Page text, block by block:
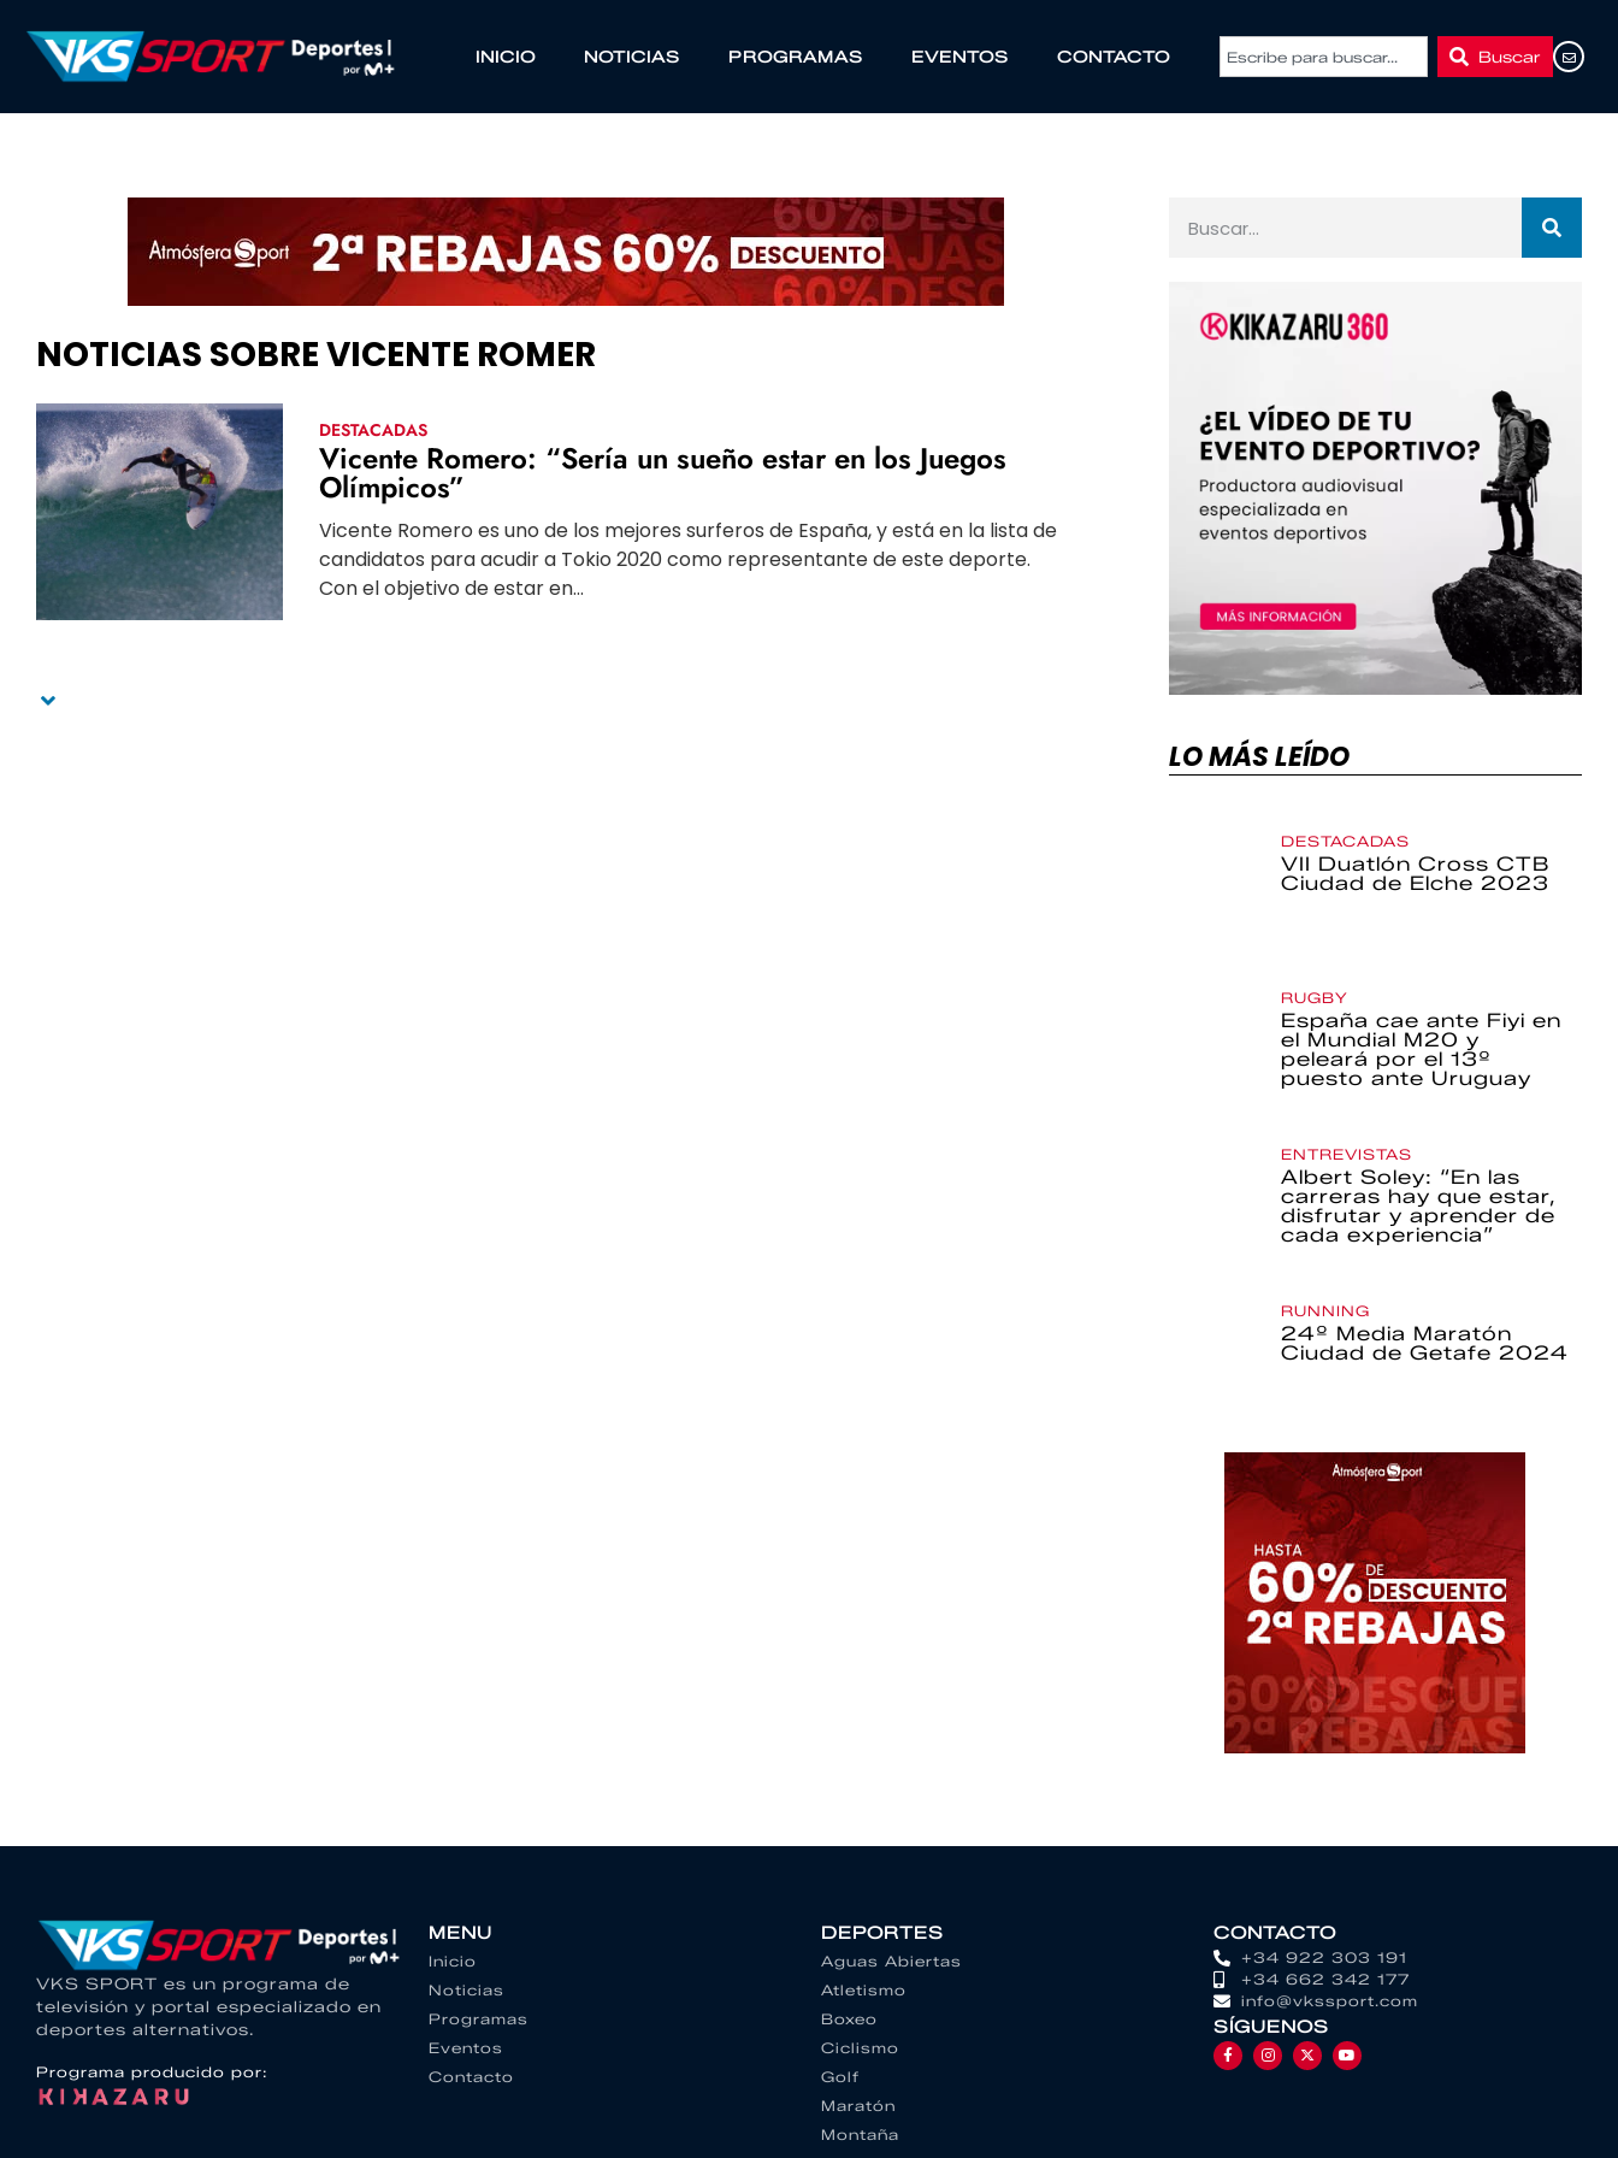
INICIO NOTICIAS PROGRAMAS EVENTOS CONTACTO Buscar
NOTICIAS SOBRE VICENTE ROMER
DESTACADAS
Vicente Romero: “Sería un sueño estar en los Juegos
Olímpicos”
Vicente Romero es uno de los mejores surferos de España, y está en la lista de
candidatos para acudir a Tokio 2020 como representante de este deporte.
Con el objetivo de estar en...
LO MÁS LEÍDO
DESTACADAS
VII Duatlón Cross CTB
Ciudad de Elche 2023
RUGBY
España cae ante Fiyi en
el Mundial M20 y
peleará por el 13º
puesto ante Uruguay
ENTREVISTAS
Albert Soley: “En las
carreras hay que estar,
disfrutar y aprender de
cada experiencia”
RUNNING
24º Media Maratón
Ciudad de Getafe 2024
VKS SPORT es un programa de
televisión y portal especializado en
deportes alternativos.
Programa producido por:
MENU
Inicio
Noticias
Programas
Eventos
Contacto
DEPORTES
Aguas Abiertas
Atletismo
Boxeo
Ciclismo
Golf
Maratón
Montaña
CONTACTO
+34 922 303 191
+34 662 342 177
info@vkssport.com
SÍGUENOS